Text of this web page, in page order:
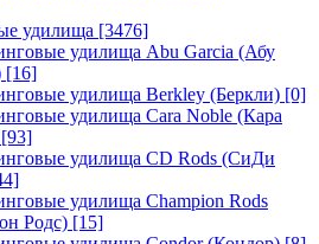
удилища [3476]
удилища Abu Garcia (Абу
[16]
удилища Berkley (Беркли) [0]
удилища Cara Noble (Кара
[93]
удилища CD Rods (СиДи
удилища Champion Rods
Родс) [15]